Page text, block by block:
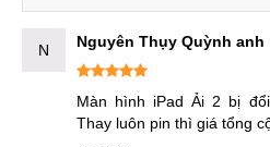
B2: Báo giá
Kỹ thuật viên kiểm tra tổng thể
phương hướng sửa chữa hợp
tình trạng lỗi và đề ra phương
N Nguyên Thụy Quỳnh anh
Màn hình iPad Ải 2 bị
Thay luôn pin thì giá tổng